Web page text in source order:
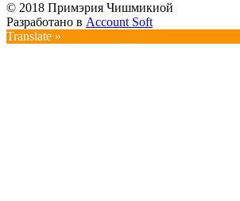
© 2018 Примэрия Чишмикиой
Разработано в Account Soft
Translate »